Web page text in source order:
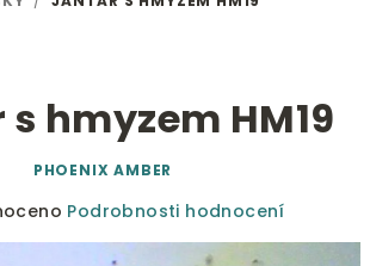
hmyzem HM19
PHOENIX AMBER
Podrobnosti hodnocení